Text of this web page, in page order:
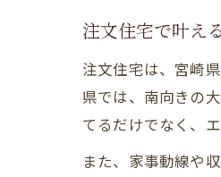
注文住宅で叶え
注文住宅は、宮崎
県では、南向きの
てるだけでなく、
また、家事動線や